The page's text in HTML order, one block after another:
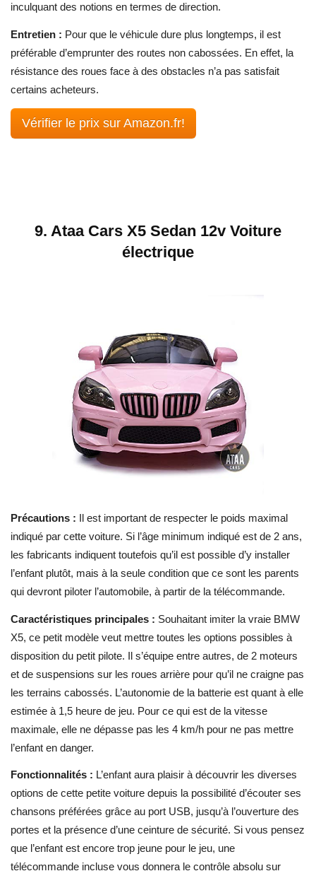
inculquant des notions en termes de direction.
Entretien : Pour que le véhicule dure plus longtemps, il est
préférable d’emprunter des routes non cabossées. En effet, la
résistance des roues face à des obstacles n’a pas satisfait
certains acheteurs.
Vérifier le prix sur Amazon.fr!
9. Ataa Cars X5 Sedan 12v Voiture
électrique
Précautions : Il est important de respecter le poids maximal
indiqué par cette voiture. Si l’âge minimum indiqué est de 2 ans,
les fabricants indiquent toutefois qu’il est possible d’y installer
l’enfant plutôt, mais à la seule condition que ce sont les parents
qui devront piloter l’automobile, à partir de la télécommande.
Caractéristiques principales : Souhaitant imiter la vraie BMW
X5, ce petit modèle veut mettre toutes les options possibles à
disposition du petit pilote. Il s’équipe entre autres, de 2 moteurs
et de suspensions sur les roues arrière pour qu’il ne craigne pas
les terrains cabossés. L’autonomie de la batterie est quant à elle
estimée à 1,5 heure de jeu. Pour ce qui est de la vitesse
maximale, elle ne dépasse pas les 4 km/h pour ne pas mettre
l’enfant en danger.
Fonctionnalités : L’enfant aura plaisir à découvrir les diverses
options de cette petite voiture depuis la possibilité d’écouter ses
chansons préférées grâce au port USB, jusqu’à l’ouverture des
portes et la présence d’une ceinture de sécurité. Si vous pensez
que l’enfant est encore trop jeune pour le jeu, une
télécommande incluse vous donnera le contrôle absolu sur